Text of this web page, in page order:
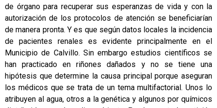
de órgano para recuperar sus esperanzas de vida y con la
autorización de los protocolos de atención se beneficiarían
de manera pronta. Y es que según datos locales la incidencia
de pacientes renales es evidente principalmente en el
Municipio de Calvillo. Sin embargo estudios científicos se
han practicado en riñones dañados y no se tiene una
hipótesis que determine la causa principal porque aseguran
los médicos que se trata de un tema multifactorial. Unos lo
atribuyen al agua, otros a la genética y algunos por químicos